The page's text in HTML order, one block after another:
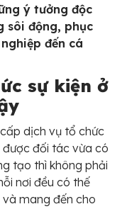
ý tưởng độc
sôi động, phục
đến cá
sự kiện ở
dịch vụ tổ chức
được đối tác vừa có
tạo thì không phải
nơi đều có thế
mang đến cho